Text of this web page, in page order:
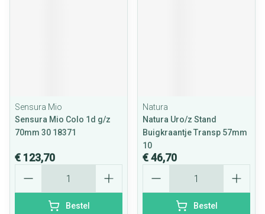
Sensura Mio
Sensura Mio Colo 1d g/z
70mm 30 18371
€ 123,70
Bestel
Natura
Natura Uro/z Stand
Buigkraantje Transp 57mm
10
€ 46,70
Bestel